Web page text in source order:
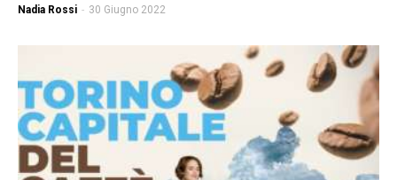
Nadia Rossi - 30 Giugno 2022